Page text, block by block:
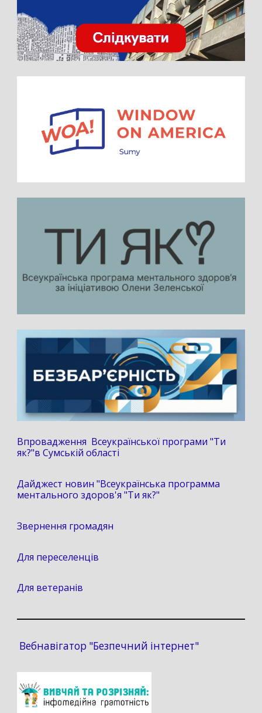
Впровадження Всеукраїнської програми "Ти
як?"в Сумській області
Дайджест новин "Всеукраїнська программа
ментального здоров'я "Ти як?"
Звернення громадян
Для переселенців
Для ветеранів
Вебнавігатор "Безпечний інтернет"